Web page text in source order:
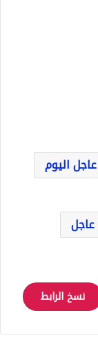
عاجل اليوم
عاجل
نسخ الرابط